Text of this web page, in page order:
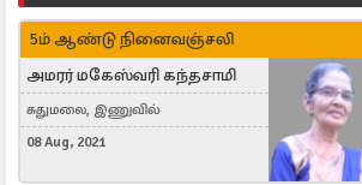
5ம் ஆண்டு நினைவஞ்சலி
அமரர் மகேஸ்வரி கந்தசாமி
சுதுமலை, இணுவில்
08 Aug, 2021